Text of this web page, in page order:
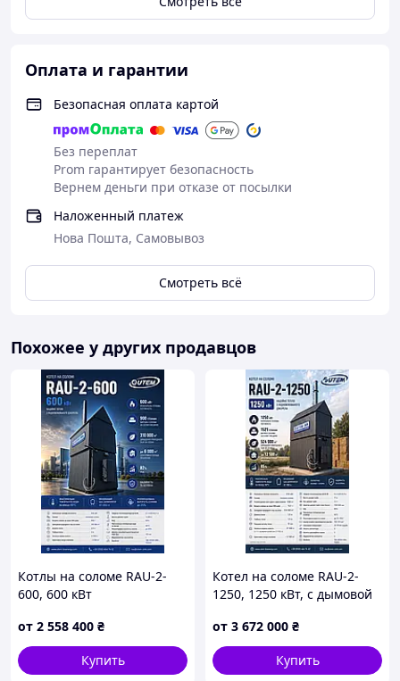
Оплата и гарантии
Безопасная оплата картой
Без переплат
Prom гарантирует безопасность
Вернем деньги при отказе от посылки
Наложенный платеж
Нова Пошта, Самовывоз
Смотреть всё
Похожее у других продавцов
Котлы на соломе RAU-2-
600, 600 кВт
от 2 558 400 ₴
Купить
Котел на соломе RAU-2-
1250, 1250 кВт, с дымовой
от 3 672 000 ₴
Купить